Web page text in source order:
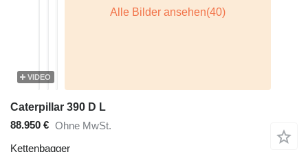
VIDEO
Caterpillar 390 D L
88.950 € Ohne MwSt.
Kettenbagger